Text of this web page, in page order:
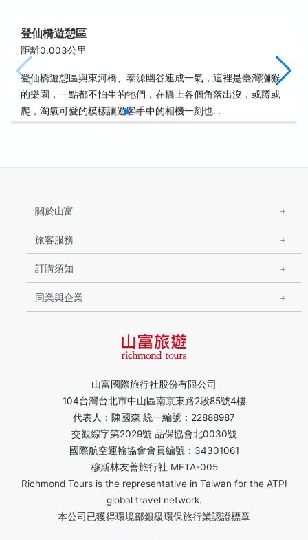
登仙橋遊憩區
距離0.003公里
登仙橋遊憩區與東河橋、泰源幽谷連成一氣，這裡是臺灣獼猴
的樂園，一點都不怕生的牠們，在橋上各個角落出沒，或蹲或
爬，淘氣可愛的模樣讓遊客手中的相機一刻也…
山富國際旅行社股份有限公司
104台灣台北市中山區南京東路2段85號4樓
代表人：陳國森 統一編號：22888987
交觀綜字第2029號 品保協會北0030號
國際航空運輸協會會員編號：34301061
穆斯林友善旅行社 MFTA-005
Richmond Tours is the representative in Taiwan for the ATPI
global travel network.
本公司已獲得環境部銀級環保旅行業認證標章
關於山富
旅客服務
訂購須知
同業與企業